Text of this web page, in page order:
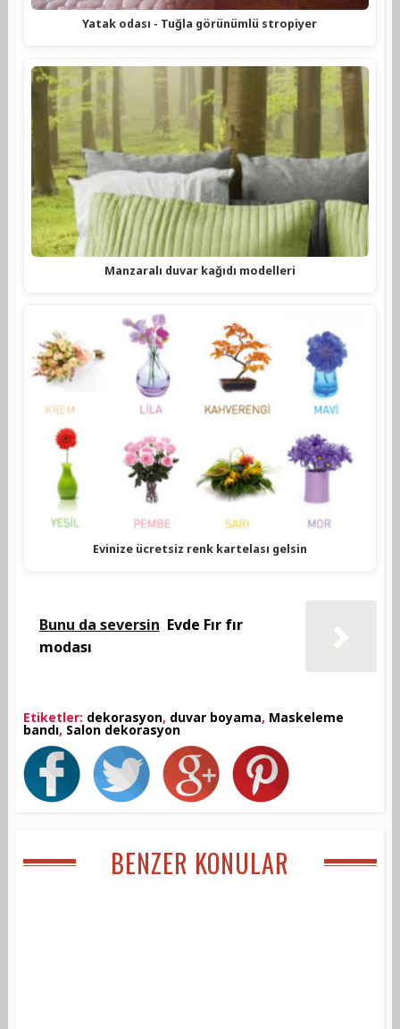
Yatak odası - Tuğla görünümlü stropiyer
Manzaralı duvar kağıdı modelleri
Evinize ücretsiz renk kartelası gelsin
Bunu da seversin Evde Fır fır
modası
Etiketler: dekorasyon, duvar boyama, Maskeleme
bandı, Salon dekorasyon
BENZER KONULAR